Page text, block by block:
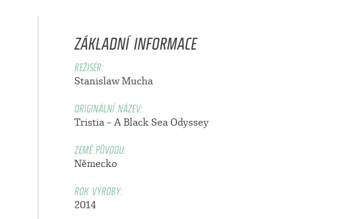
ZÁKLADNÍ INFORMACE
REŽISÉR:
Stanislaw Mucha
ORIGINÁLNÍ NÁZEV:
Tristia – A Black Sea Odyssey
ZEMĚ PŮVODU:
Německo
ROK VÝROBY:
2014